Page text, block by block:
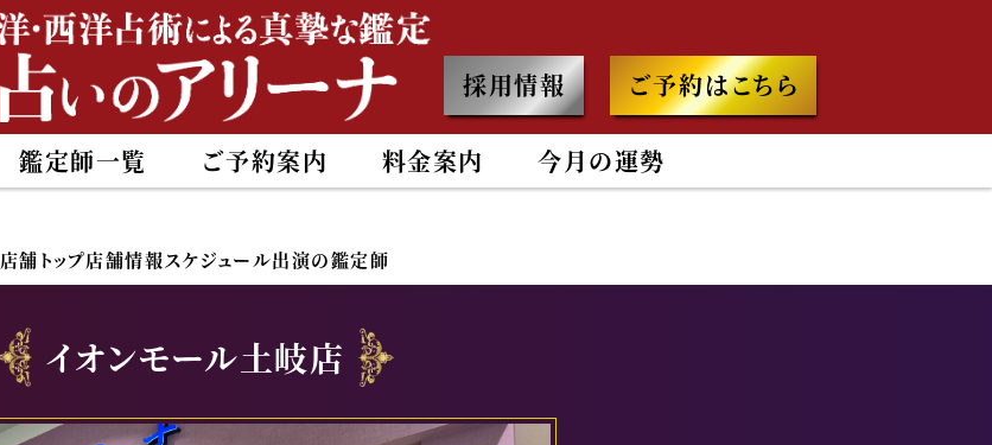
採用情報 ご予約はこちら
鑑定師一覧 ご予約案内 料金案内 今月の運勢
店舗トップ店舗情報スケジュール出演の鑑定師
イオンモール土岐店